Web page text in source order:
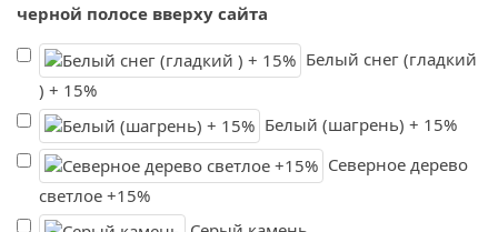
черной полосе вверху сайта
Белый снег (гладкий
) + 15%
Белый (шагрень) + 15%
Северное дерево
светлое +15%